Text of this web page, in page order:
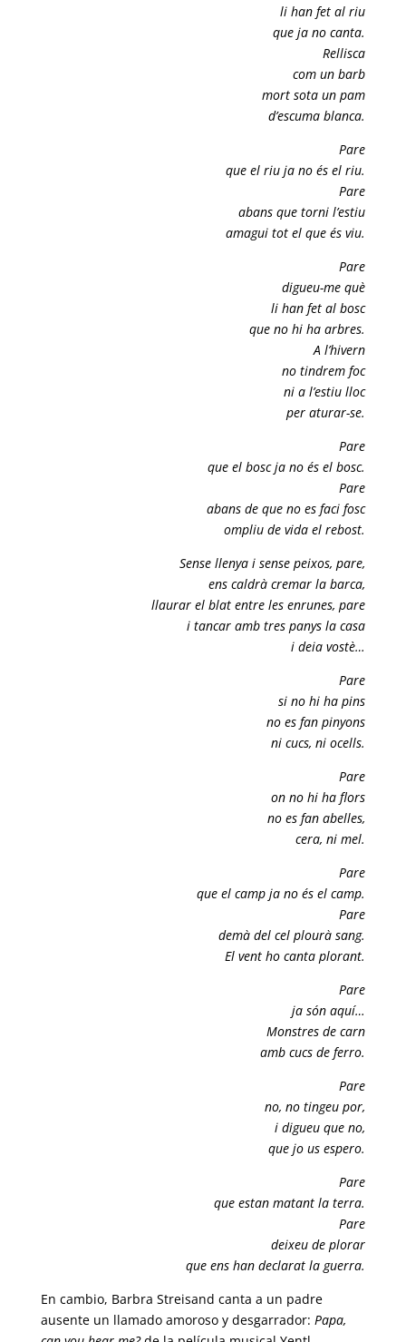
li han fet al riu
que ja no canta.
Rellisca
com un barb
mort sota un pam
d’escuma blanca.
Pare
que el riu ja no és el riu.
Pare
abans que torni l’estiu
amagui tot el que és viu.
Pare
digueu-me què
li han fet al bosc
que no hi ha arbres.
A l’hivern
no tindrem foc
ni a l’estiu lloc
per aturar-se.
Pare
que el bosc ja no és el bosc.
Pare
abans de que no es faci fosc
ompliu de vida el rebost.
Sense llenya i sense peixos, pare,
ens caldrà cremar la barca,
llaurar el blat entre les enrunes, pare
i tancar amb tres panys la casa
i deia vostè…
Pare
si no hi ha pins
no es fan pinyons
ni cucs, ni ocells.
Pare
on no hi ha flors
no es fan abelles,
cera, ni mel.
Pare
que el camp ja no és el camp.
Pare
demà del cel plourà sang.
El vent ho canta plorant.
Pare
ja són aquí…
Monstres de carn
amb cucs de ferro.
Pare
no, no tingeu por,
i digueu que no,
que jo us espero.
Pare
que estan matant la terra.
Pare
deixeu de plorar
que ens han declarat la guerra.
En cambio, Barbra Streisand canta a un padre
ausente un llamado amoroso y desgarrador: Papa,